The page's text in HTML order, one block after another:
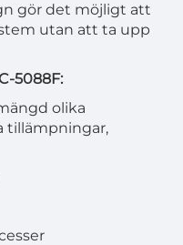
gör det möjligt att
utan att ta upp
5088F:
olika
tillämpningar,